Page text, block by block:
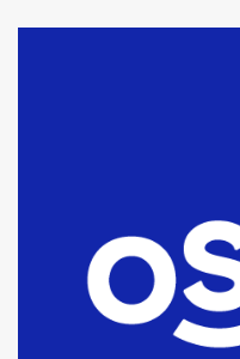
fueron
tarde del
lo que